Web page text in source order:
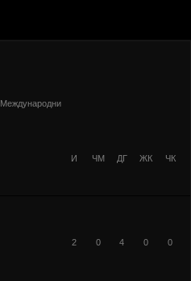
Международни
И ЧМ ДГ ЖК ЧК
2 0 4 0 0